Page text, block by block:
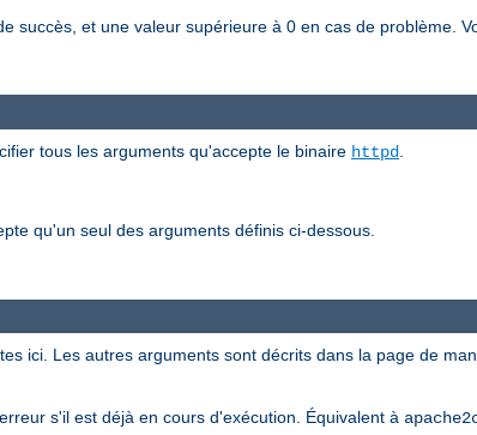
succès, et une valeur supérieure à 0 en cas de problème.
tous les arguments qu'accepte le binaire httpd
qu'un seul des arguments définis ci-dessous.
ici. Les autres arguments sont décrits dans la page de
erreur s'il est déjà en cours d'exécution. Équivalent à